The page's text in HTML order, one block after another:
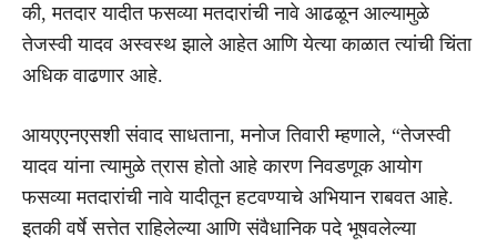
की, मतदार यादीत फसव्या मतदारांची नावे आढळून आल्यामुळे
तेजस्वी यादव अस्वस्थ झाले आहेत आणि येत्या काळात त्यांची चिंता
अधिक वाढणार आहे.
आयएएनएसशी संवाद साधताना, मनोज तिवारी म्हणाले, “तेजस्वी
यादव यांना त्यामुळे त्रास होतो आहे कारण निवडणूक आयोग
फसव्या मतदारांची नावे यादीतून हटवण्याचे अभियान राबवत आहे.
इतकी वर्षे सत्तेत राहिलेल्या आणि संवैधानिक पदे भूषवलेल्या